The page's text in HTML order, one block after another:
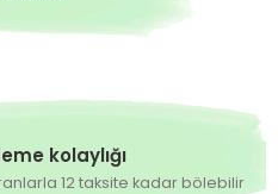
Hazırda Yok
kolaylığı
12 taksite kadar bölebilir